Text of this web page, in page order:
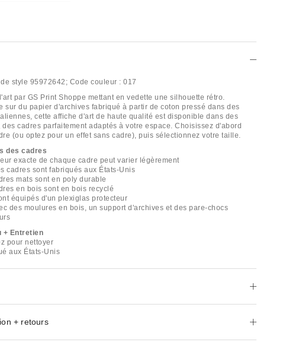
style 95972642; Code couleur : 017
par GS Print Shoppe mettant en vedette une silhouette rétro.
sur du papier d'archives fabriqué à partir de coton pressé dans des
cette affiche d'art de haute qualité est disponible dans des
des cadres parfaitement adaptés à votre espace. Choisissez d'abord
(ou optez pour un effet sans cadre), puis sélectionnez votre taille.
des cadres
exacte de chaque cadre peut varier légèrement
cadres sont fabriqués aux États-Unis
mats sont en poly durable
en bois sont en bois recyclé
équipés d'un plexiglas protecteur
des moulures en bois, un support d'archives et des pare-chocs
+ Entretien
pour nettoyer
aux États-Unis
+ retours